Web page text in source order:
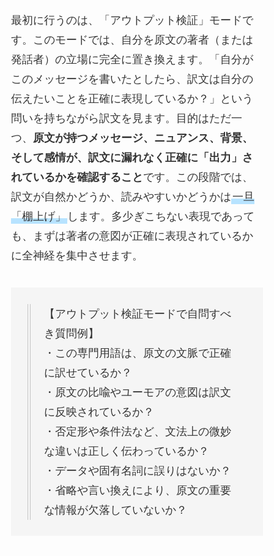
最初に行うのは、「アウトプット検証」モードで
す。このモードでは、自分を原文の著者（または
発話者）の立場に完全に置き換えます。「自分が
このメッセージを書いたとしたら、訳文は自分の
伝えたいことを正確に表現しているか？」という
問いを持ちながら訳文を見ます。目的はただ一
つ、
原文が持つメッセージ、ニュアンス、背景、
そして感情が、訳文に漏れなく正確に「出力」さ
れているかを確認すること です。この段階では、
訳文が自然かどうか、読みやすいかどうかは一旦
「棚上げ」します。多少ぎこちない表現であって
も、まずは著者の意図が正確に表現されているか
に全神経を集中させます。
【アウトプット検証モードで自問すべ
き質問例】
・この専門用語は、原文の文脈で正確
に訳せているか？
・原文の比喩やユーモアの意図は訳文
に反映されているか？
・否定形や条件法など、文法上の微妙
な違いは正しく伝わっているか？
・データや固有名詞に誤りはないか？
・省略や言い換えにより、原文の重要
な情報が欠落していないか？